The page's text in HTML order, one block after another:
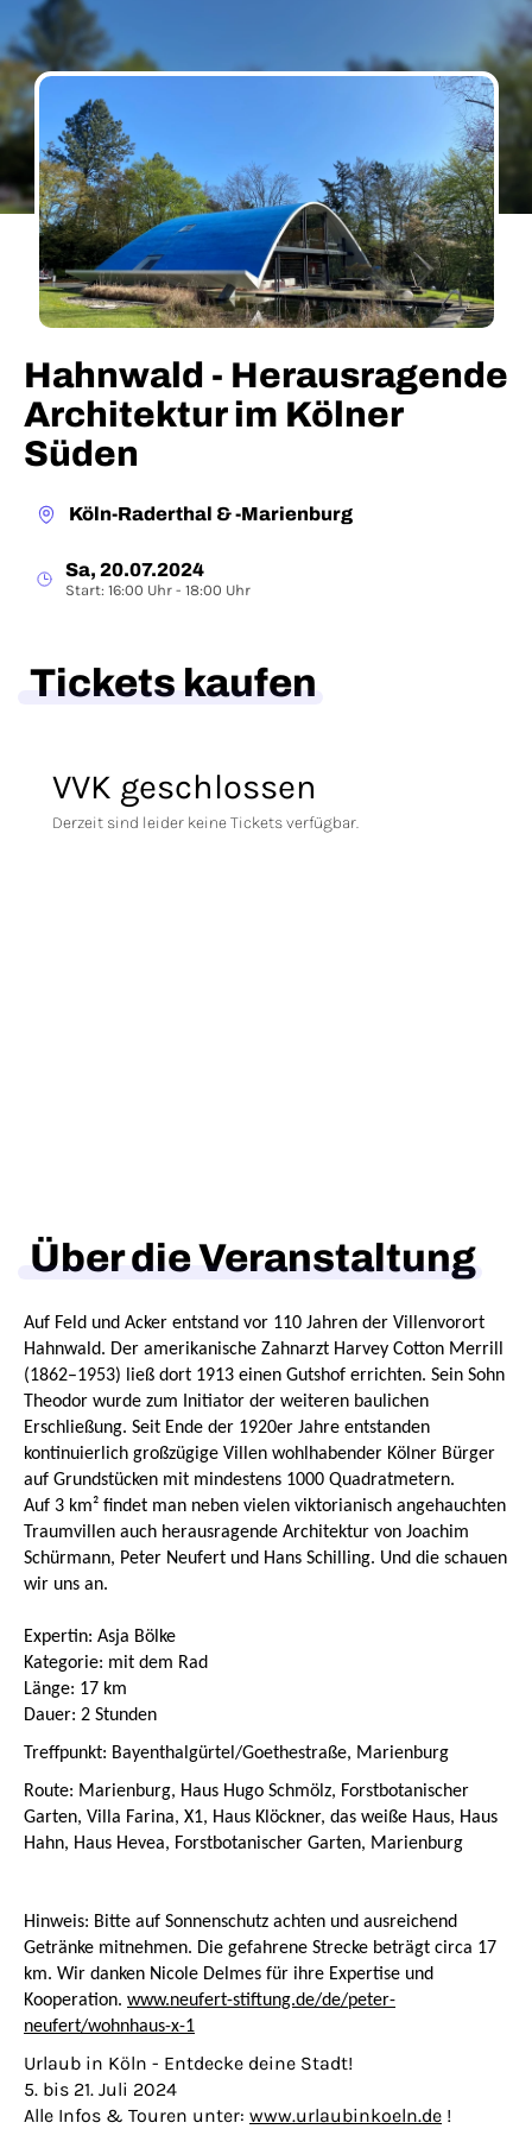
Hahnwald - Herausragende
Architektur im Kölner
Süden
Köln-Raderthal & -Marienburg
Sa, 20.07.2024
Start: 16:00 Uhr - 18:00 Uhr
Tickets kaufen
VVK geschlossen
Derzeit sind leider keine Tickets verfügbar.
Über die Veranstaltung
Auf Feld und Acker entstand vor 110 Jahren der Villenvorort
Hahnwald. Der amerikanische Zahnarzt Harvey Cotton Merrill
(1862–1953) ließ dort 1913 einen Gutshof errichten. Sein Sohn
Theodor wurde zum Initiator der weiteren baulichen
Erschließung. Seit Ende der 1920er Jahre entstanden
kontinuierlich großzügige Villen wohlhabender Kölner Bürger
auf Grundstücken mit mindestens 1000 Quadratmetern.
Auf 3 km² findet man neben vielen viktorianisch angehauchten
Traumvillen auch herausragende Architektur von Joachim
Schürmann, Peter Neufert und Hans Schilling. Und die schauen
wir uns an.
Expertin: Asja Bölke
Kategorie: mit dem Rad
Länge: 17 km
Dauer: 2 Stunden
Treffpunkt: Bayenthalgürtel/Goethestraße, Marienburg
Route: Marienburg, Haus Hugo Schmölz, Forstbotanischer
Garten, Villa Farina, X1, Haus Klöckner, das weiße Haus, Haus
Hahn, Haus Hevea, Forstbotanischer Garten, Marienburg
Hinweis: Bitte auf Sonnenschutz achten und ausreichend
Getränke mitnehmen. Die gefahrene Strecke beträgt circa 17
km. Wir danken Nicole Delmes für ihre Expertise und
Kooperation. www.neufert-stiftung.de/de/peter-
neufert/wohnhaus-x-1
Urlaub in Köln - Entdecke deine Stadt!
5. bis 21. Juli 2024
Alle Infos & Touren unter: www.urlaubinkoeln.de !